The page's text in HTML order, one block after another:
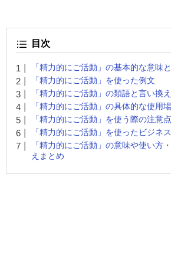
目次
「精力的にご活動」の基本的な意味
「精力的にご活動」を使った例文
「精力的にご活動」の類語と言い換え
「精力的にご活動」の具体的な使用
「精力的にご活動」を使う際の注意点
「精力的にご活動」を使ったビジネ
「精力的にご活動」の意味や使い方
えまとめ